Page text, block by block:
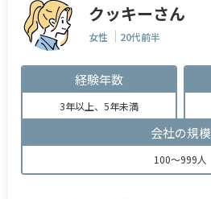
クッキーさん
女性 20代前半
経験年数
3年以上、5年未満
会社の規模
100～999人